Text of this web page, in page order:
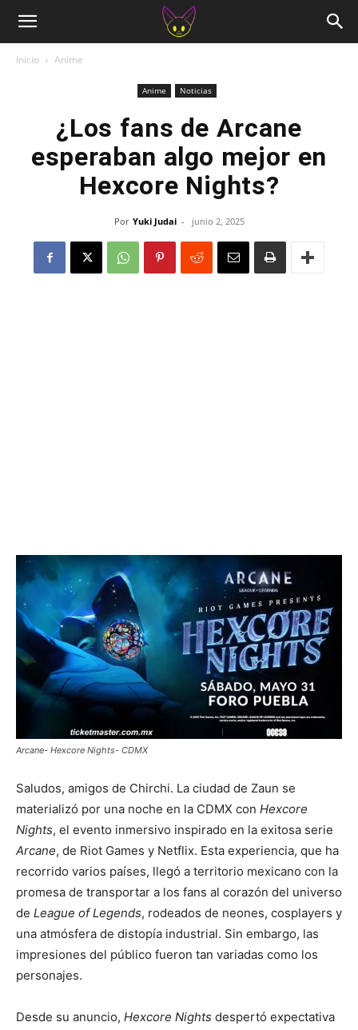
Inicio Anime
Anime Noticias
¿Los fans de Arcane
esperaban algo mejor en
Hexcore Nights?
Por Yuki Judai - junio 2, 2025
Arcane- Hexcore Nights- CDMX
Saludos, amigos de Chirchi. La ciudad de Zaun se
materializó por una noche en la CDMX con Hexcore
Nights, el evento inmersivo inspirado en la exitosa serie
Arcane, de Riot Games y Netflix. Esta experiencia, que ha
recorrido varios países, llegó a territorio mexicano con la
promesa de transportar a los fans al corazón del universo
de League of Legends, rodeados de neones, cosplayers y
una atmósfera de distopía industrial. Sin embargo, las
impresiones del público fueron tan variadas como los
personajes.
Desde su anuncio, Hexcore Nights despertó expectativa